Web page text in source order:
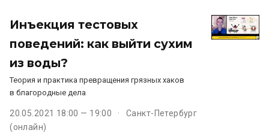
Инъекция тестовых
поведений: как выйти сухим
из воды?
Теория и практика превращения грязных хаков
в благородные дела
20.05.2021 18:00 — 19:00
Санкт-Петербург
(онлайн)